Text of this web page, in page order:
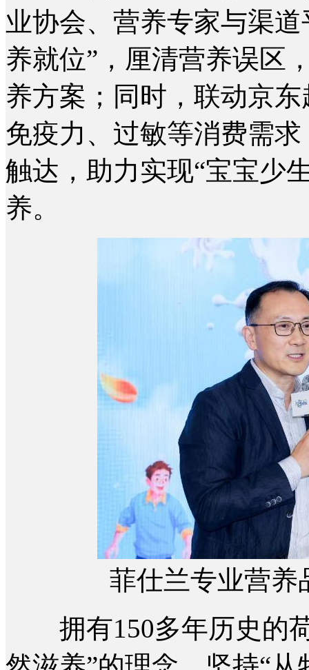
业协会、营养专家与渠
养就位”，厘清营养误区
养方案；同时，联动京
免疫力、过敏等消费需
触达，助力实现“宝宝少
养。
菲仕兰专业营养
拥有150多年历史的荷